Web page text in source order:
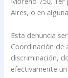
Aires, o en
Esta denuncia
Coordinación de
discriminación,
efectivamente